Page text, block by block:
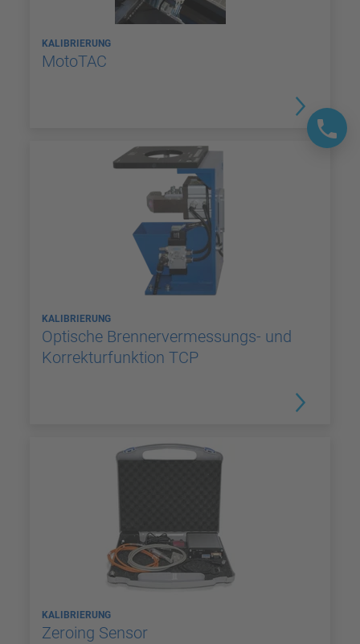
KALIBRIERUNG
MotoTAC
KALIBRIERUNG
Optische Brennervermessungs- und
Korrekturfunktion TCP
KALIBRIERUNG
Zeroing Sensor